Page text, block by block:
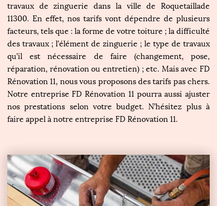
travaux de zinguerie dans la ville de Roquetaillade
11300. En effet, nos tarifs vont dépendre de plusieurs
facteurs, tels que : la forme de votre toiture ; la difficulté
des travaux ; l’élément de zinguerie ; le type de travaux
qu’il est nécessaire de faire (changement, pose,
réparation, rénovation ou entretien) ; etc. Mais avec FD
Rénovation 11, nous vous proposons des tarifs pas chers.
Notre entreprise FD Rénovation 11 pourra aussi ajuster
nos prestations selon votre budget. N’hésitez plus à
faire appel à notre entreprise FD Rénovation 11.